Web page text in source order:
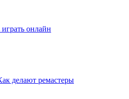
онлайн
делают ремастеры